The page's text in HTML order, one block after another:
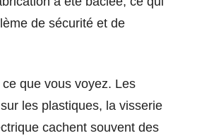
de sécurité et de
que vous voyez. Les
les plastiques, la visserie
cachent souvent des